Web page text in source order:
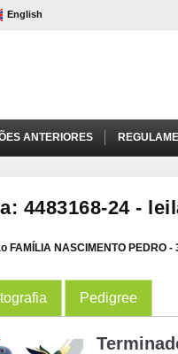
English
ANTERIORES
4483168-24 -
FAMÍLIA NASCIMENTO PEDRO -
Pedigree